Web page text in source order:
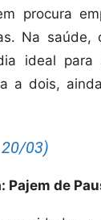
procura
Na saúde,
ideal para
a dois,
20/03)
Pajem de